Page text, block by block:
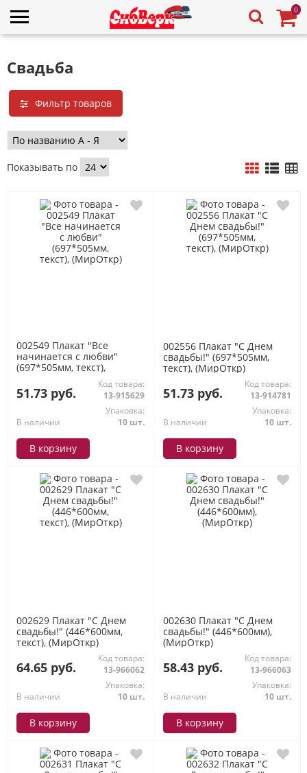
0
Свадьба
Фильтр товаров
Показывать по
002549 Плакат "Все
начинается с любви"
(697*505мм, текст),
51.73 руб.
Код товара:
13-915629
В наличии
Упаковка:
10 шт.
В корзину
002556 Плакат "С Днем
свадьбы!" (697*505мм,
текст), (МирОткр)
51.73 руб.
Код товара:
13-914781
В наличии
Упаковка:
10 шт.
В корзину
002629 Плакат "С Днем
свадьбы!" (446*600мм,
текст), (МирОткр)
64.65 руб.
Код товара:
13-966062
В наличии
Упаковка:
10 шт.
В корзину
002630 Плакат "С Днем
свадьбы!" (446*600мм),
(МирОткр)
58.43 руб.
Код товара:
13-966063
В наличии
Упаковка:
10 шт.
В корзину